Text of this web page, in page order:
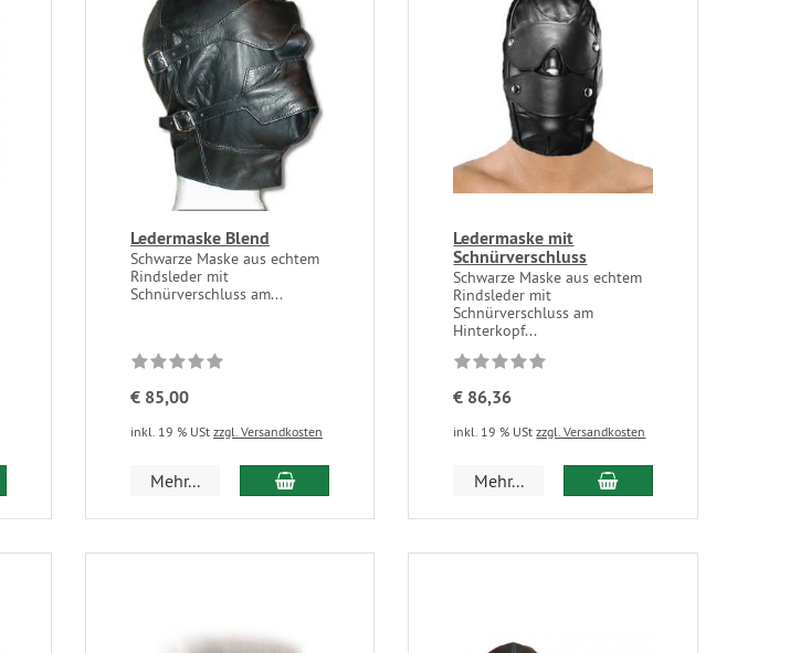
Ledermaske Blend
Schwarze Maske aus echtem
Rindsleder mit
Schnürverschluss am...
€ 85,00
inkl. 19 % USt zzgl. Versandkosten
Mehr...
Ledermaske mit
Schnürverschluss
Schwarze Maske aus echtem
Rindsleder mit
Schnürverschluss am
Hinterkopf...
€ 86,36
inkl. 19 % UStzzgl. Versandkosten
Mehr...